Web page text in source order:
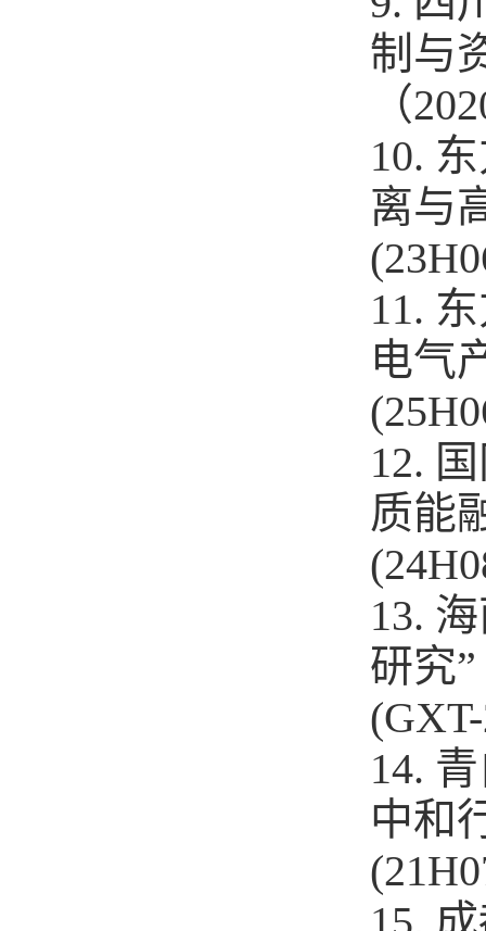
制与
（
10.
离与
11.
电气
12.
质能
13.
研究”
14.
中和